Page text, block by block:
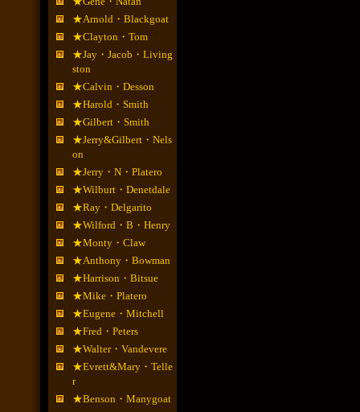
★Arnold・Blackgoat
★Clayton・Tom
★Jay・Jacob・Living
ston
★Calvin・Desson
★Harold・Smith
★Gilbert・Smith
★Jerry&Gilbert・Nels
on
★Jerry・N・Platero
★Wilburt・Denetdale
★Ray・Delgarito
★Wilford・B・Henry
★Monty・Claw
★Anthony・Bowman
★Harrison・Bitsue
★Mike・Platero
★Eugene・Mitchell
★Fred・Peters
★Walter・Vandevere
★Evrett&Mary・Telle
r
★Benson・Manygoat